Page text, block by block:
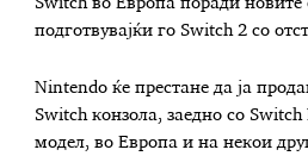
Switch во Европа поради новите
подготвувајќи го Switch 2 со
Nintendo ќе престане да ја
Switch конзола, заедно со
модел, во Европа и на некои